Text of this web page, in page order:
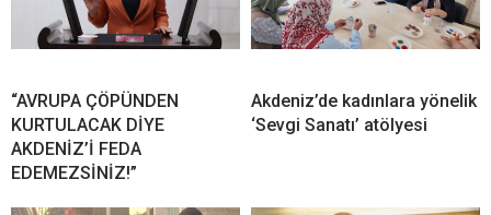
“AVRUPA ÇÖPÜNDEN
KURTULACAK DİYE
AKDENİZ’İ FEDA
EDEMEZSİNİZ!”
Akdeniz’de kadınlara yönelik
‘Sevgi Sanatı’ atölyesi